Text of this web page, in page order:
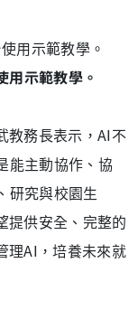
用示範教學。
教務長表示，AI不
能主動協作、協
研究與校園生
提供安全、完整的
理AI，培養未來就